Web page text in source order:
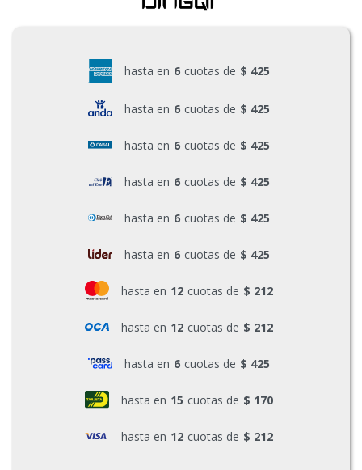
hasta en 6 cuotas de $ 425
hasta en 6 cuotas de $ 425
hasta en 6 cuotas de $ 425
hasta en 6 cuotas de $ 425
hasta en 6 cuotas de $ 425
hasta en 6 cuotas de $ 425
hasta en 12 cuotas de $ 212
hasta en 12 cuotas de $ 212
hasta en 6 cuotas de $ 425
hasta en 15 cuotas de $ 170
hasta en 12 cuotas de $ 212
Herramientas Manuales
Generadores
Pinturas y Accesorios